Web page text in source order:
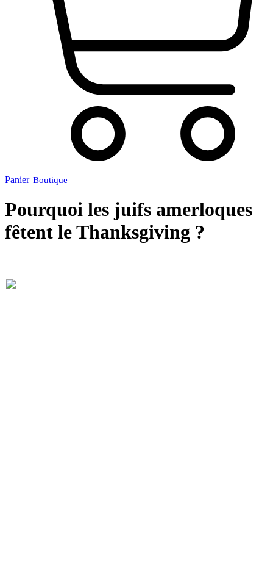
Panier
Pourquoi les juifs amerloques
fêtent le Thanksgiving ?